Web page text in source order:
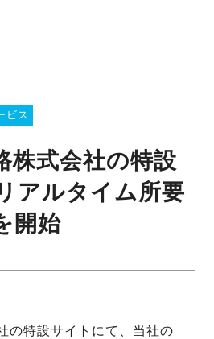
ビス
株式会社の特設
アルタイム所要
開始
の特設サイトにて、当社の